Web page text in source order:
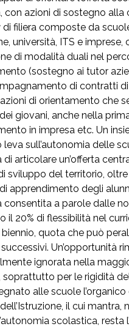
con azioni di sostegno alla
filiera composte da
università, ITS e imprese,
di modalità duali nel
(sostegno ai tutor
di contratti
di orientamento che
giovani, anche nella
in impresa etc. Un
leva sull’autonomia delle
di articolare un’offerta
sviluppo del territorio,
apprendimento degli
consentita a parole dalle
il 20% di flessibilità nel
quota che può
Un’opportunità
ignorata nella
soprattutto per le rigidità
alle scuole
il cui mantra,
scolastica, resta